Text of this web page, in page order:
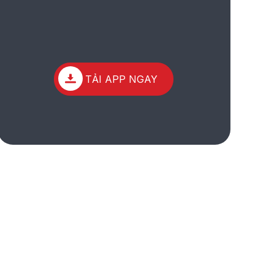
TẢI APP NGAY